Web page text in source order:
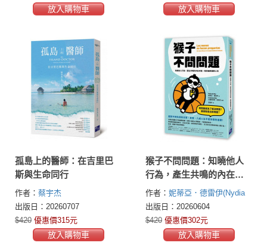
放入購物車 放入購物車
孤島上的醫師：在吉里巴
斯與生命同行
作者： 蔡宇杰
出版日：20260707
$420 優惠價315元
放入購物車
猴子不問問題：知曉他人
行為，產生共鳴的內在本
能，陪你幽默面對人生
（啟動鏡像神經元、活化
多巴胺、善用神經可塑
性，在日常生活情境秒懂
人類行為，不再過度反應
作者： 妮蒂亞．德雷伊(Nydia
del Rey)
出版日：20260604
$420 優惠價302元
放入購物車